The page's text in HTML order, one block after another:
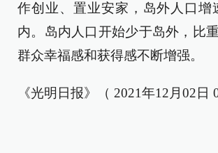
作创业、置业安家，岛外人口增
内。岛内人口开始少于岛外，比重
群众幸福感和获得感不断增强。
《光明日报》（ 2021年12月02日